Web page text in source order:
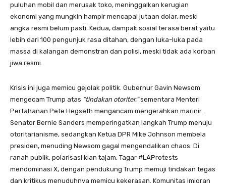
puluhan mobil dan merusak toko, meninggalkan kerugian
ekonomi yang mungkin hampir mencapai jutaan dolar, meski
angka resmi belum pasti. Kedua, dampak sosial terasa berat yaitu
lebih dari 100 pengunjuk rasa ditahan, dengan luka-luka pada
massa di kalangan demonstran dan polisi, meski tidak ada korban
jiwa resmi.
Krisis ini juga memicu gejolak politik. Gubernur Gavin Newsom
mengecam Trump atas “tindakan otoriter,”sementara Menteri
Pertahanan Pete Hegseth mengancam mengerahkan marinir.
Senator Bernie Sanders memperingatkan langkah Trump menuju
otoritarianisme, sedangkan Ketua DPR Mike Johnson membela
presiden, menuding Newsom gagal mengendalikan chaos. Di
ranah publik, polarisasi kian tajam. Tagar #LAProtests
mendominasi X, dengan pendukung Trump memuji tindakan tegas
dan kritikus menuduhnya memicu kekerasan. Komunitas imigran